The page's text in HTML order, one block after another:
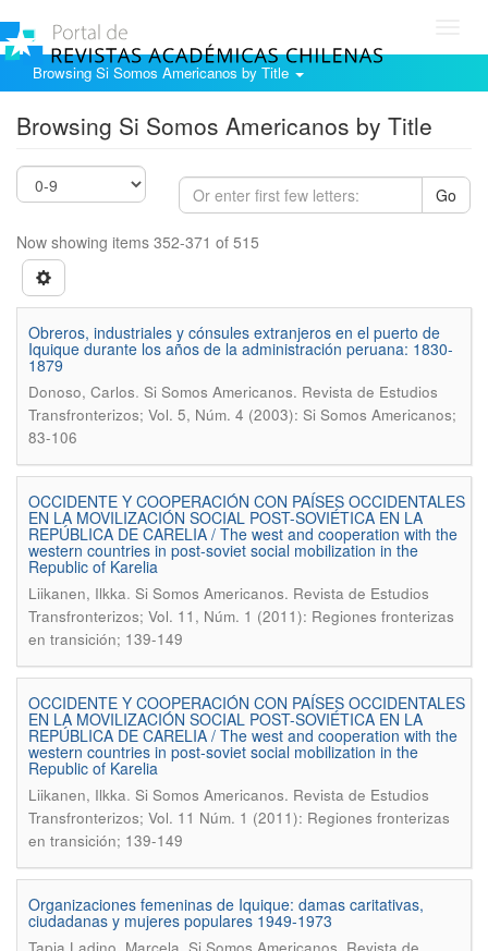
Browsing Si Somos Americanos by Title
Browsing Si Somos Americanos by Title
Go
Now showing items 352-371 of 515
Obreros, industriales y cónsules extranjeros en el puerto de
Iquique durante los años de la administración peruana: 1830-
1879
Donoso, Carlos. Si Somos Americanos. Revista de Estudios
Transfronterizos; Vol. 5, Núm. 4 (2003): Si Somos Americanos;
83-106
OCCIDENTE Y COOPERACIÓN CON PAÍSES OCCIDENTALES
EN LA MOVILIZACIÓN SOCIAL POST-SOVIÉTICA EN LA
REPÚBLICA DE CARELIA / The west and cooperation with the
western countries in post-soviet social mobilization in the
Republic of Karelia
Liikanen, Ilkka. Si Somos Americanos. Revista de Estudios
Transfronterizos; Vol. 11, Núm. 1 (2011): Regiones fronterizas
en transición; 139-149
OCCIDENTE Y COOPERACIÓN CON PAÍSES OCCIDENTALES
EN LA MOVILIZACIÓN SOCIAL POST-SOVIÉTICA EN LA
REPÚBLICA DE CARELIA / The west and cooperation with the
western countries in post-soviet social mobilization in the
Republic of Karelia
Liikanen, Ilkka. Si Somos Americanos. Revista de Estudios
Transfronterizos; Vol. 11 Núm. 1 (2011): Regiones fronterizas
en transición; 139-149
Organizaciones femeninas de Iquique: damas caritativas,
ciudadanas y mujeres populares 1949-1973
.